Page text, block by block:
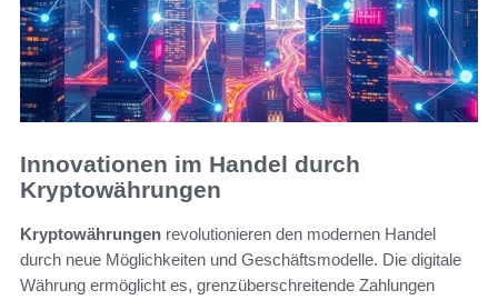
Innovationen im Handel durch
Kryptowährungen
Kryptowährungen revolutionieren den modernen Handel
durch neue Möglichkeiten und Geschäftsmodelle. Die digitale
Währung ermöglicht es, grenzüberschreitende Zahlungen